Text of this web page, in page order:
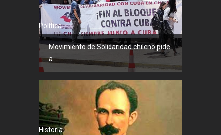
Política
Movimiento de Solidaridad chileno pide
a...
Historia